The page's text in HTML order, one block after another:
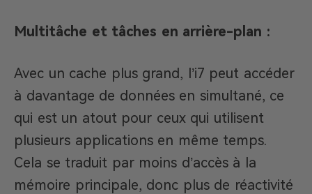
Multitâche et tâches en arrière-plan :
Avec un cache plus grand, l’i7 peut accéder
à davantage de données en simultané, ce
qui est un atout pour ceux qui utilisent
plusieurs applications en même temps.
Cela se traduit par moins d’accès à la
mémoire principale, donc plus de réactivité